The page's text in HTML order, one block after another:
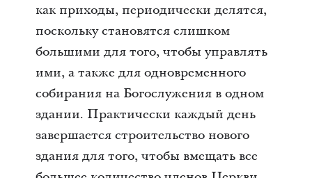
как приходы, периодически делятся,
поскольку становятся слишком
большими для того, чтобы управлять
ими, а также для одновременного
собирания на Богослужения в одном
здании. Практически каждый день
завершается строительство нового
здания для того, чтобы вмещать все